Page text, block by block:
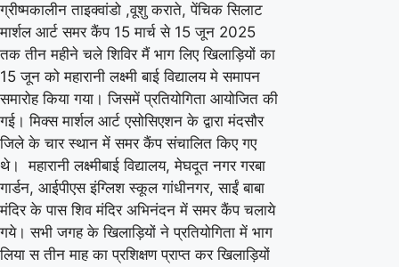
समर
कैंप
का
हुआ
समापन
ग्रीष्मकालीन ताइक्वांडो ,वूशु कराते, पेंचिक सिलाट
मार्शल आर्ट समर कैंप 15 मार्च से 15 जून 2025
तक तीन महीने चले शिविर मैं भाग लिए खिलाड़ियों का
15 जून को महारानी लक्ष्मी बाई विद्यालय मे समापन
समारोह किया गया। जिसमें प्रतियोगिता आयोजित की
गई। मिक्स मार्शल आर्ट एसोसिएशन के द्वारा मंदसौर
जिले के चार स्थान में समर कैंप संचालित किए गए
थे। महारानी लक्ष्मीबाई विद्यालय, मेघदूत नगर गरबा
गार्डन, आईपीएस इंग्लिश स्कूल गांधीनगर, साईं बाबा
मंदिर के पास शिव मंदिर अभिनंदन में समर कैंप चलाये
गये। सभी जगह के खिलाड़ियों ने प्रतियोगिता में भाग
लिया स तीन माह का प्रशिक्षण प्राप्त कर खिलाड़ियों